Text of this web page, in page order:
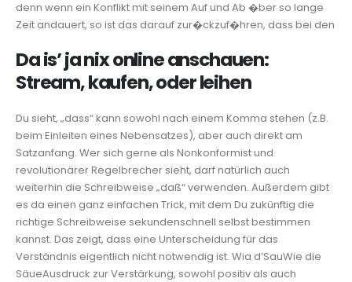
denn wenn ein Konflikt mit seinem Auf und Ab �ber so lange
Zeit andauert, so ist das darauf zur�ckzuf�hren, dass bei den
Da is’ ja nix online anschauen:
Stream, kaufen, oder leihen
Du sieht, „dass“ kann sowohl nach einem Komma stehen (z.B.
beim Einleiten eines Nebensatzes), aber auch direkt am
Satzanfang. Wer sich gerne als Nonkonformist und
revolutionärer Regelbrecher sieht, darf natürlich auch
weiterhin die Schreibweise „daß“ verwenden. Außerdem gibt
es da einen ganz einfachen Trick, mit dem Du zukünftig die
richtige Schreibweise sekundenschnell selbst bestimmen
kannst. Das zeigt, dass eine Unterscheidung für das
Verständnis eigentlich nicht notwendig ist. Wia d’SauWie die
SäueAusdruck zur Verstärkung, sowohl positiv als auch